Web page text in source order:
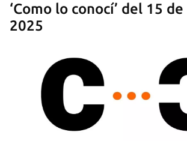
‘Como lo conocí’ del 15
2025